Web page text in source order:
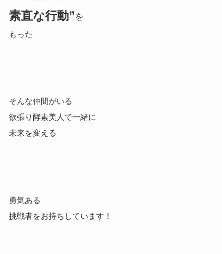
素直な行動”を
もった
そんな仲間がいる
欲張り酵素美人で一緒に
未来を変える
勇気ある
挑戦者をお持ちしています！